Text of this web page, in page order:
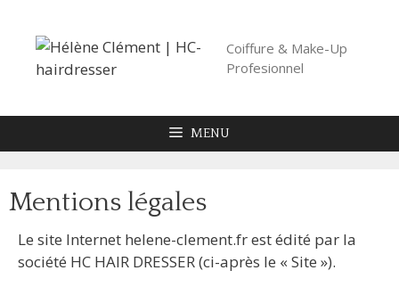
Coiffure & Make-Up
Profesionnel
MENU
Mentions légales
Le site Internet helene-clement.fr est édité par la
société HC HAIR DRESSER (ci-après le « Site »).